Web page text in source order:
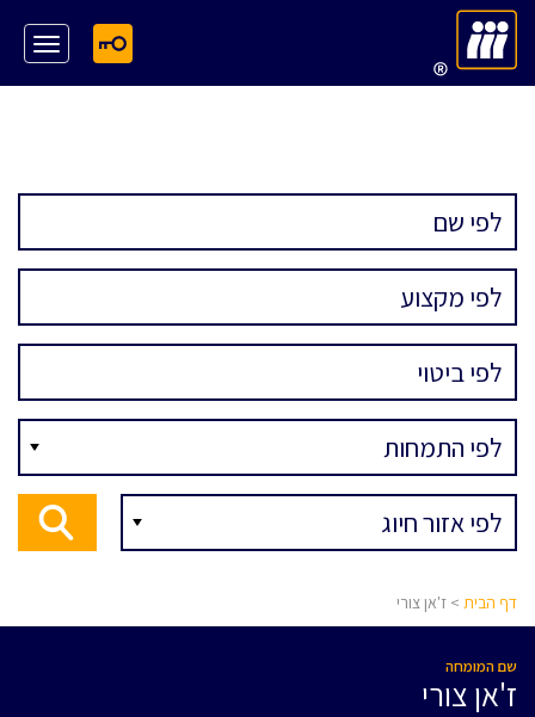
דף הבית > ז'אן צורי
שם המומחה
ז'אן צורי